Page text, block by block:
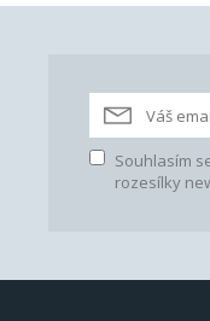
Souhlasím
rozesílky